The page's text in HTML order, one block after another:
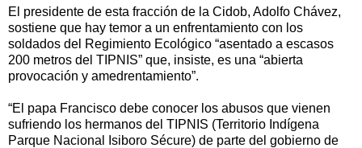
El presidente de esta fracción de la Cidob, Adolfo Chávez,
sostiene que hay temor a un enfrentamiento con los
soldados del Regimiento Ecológico “asentado a escasos
200 metros del TIPNIS” que, insiste, es una “abierta
provocación y amedrentamiento”.
“El papa Francisco debe conocer los abusos que vienen
sufriendo los hermanos del TIPNIS (Territorio Indígena
Parque Nacional Isiboro Sécure) de parte del gobierno de